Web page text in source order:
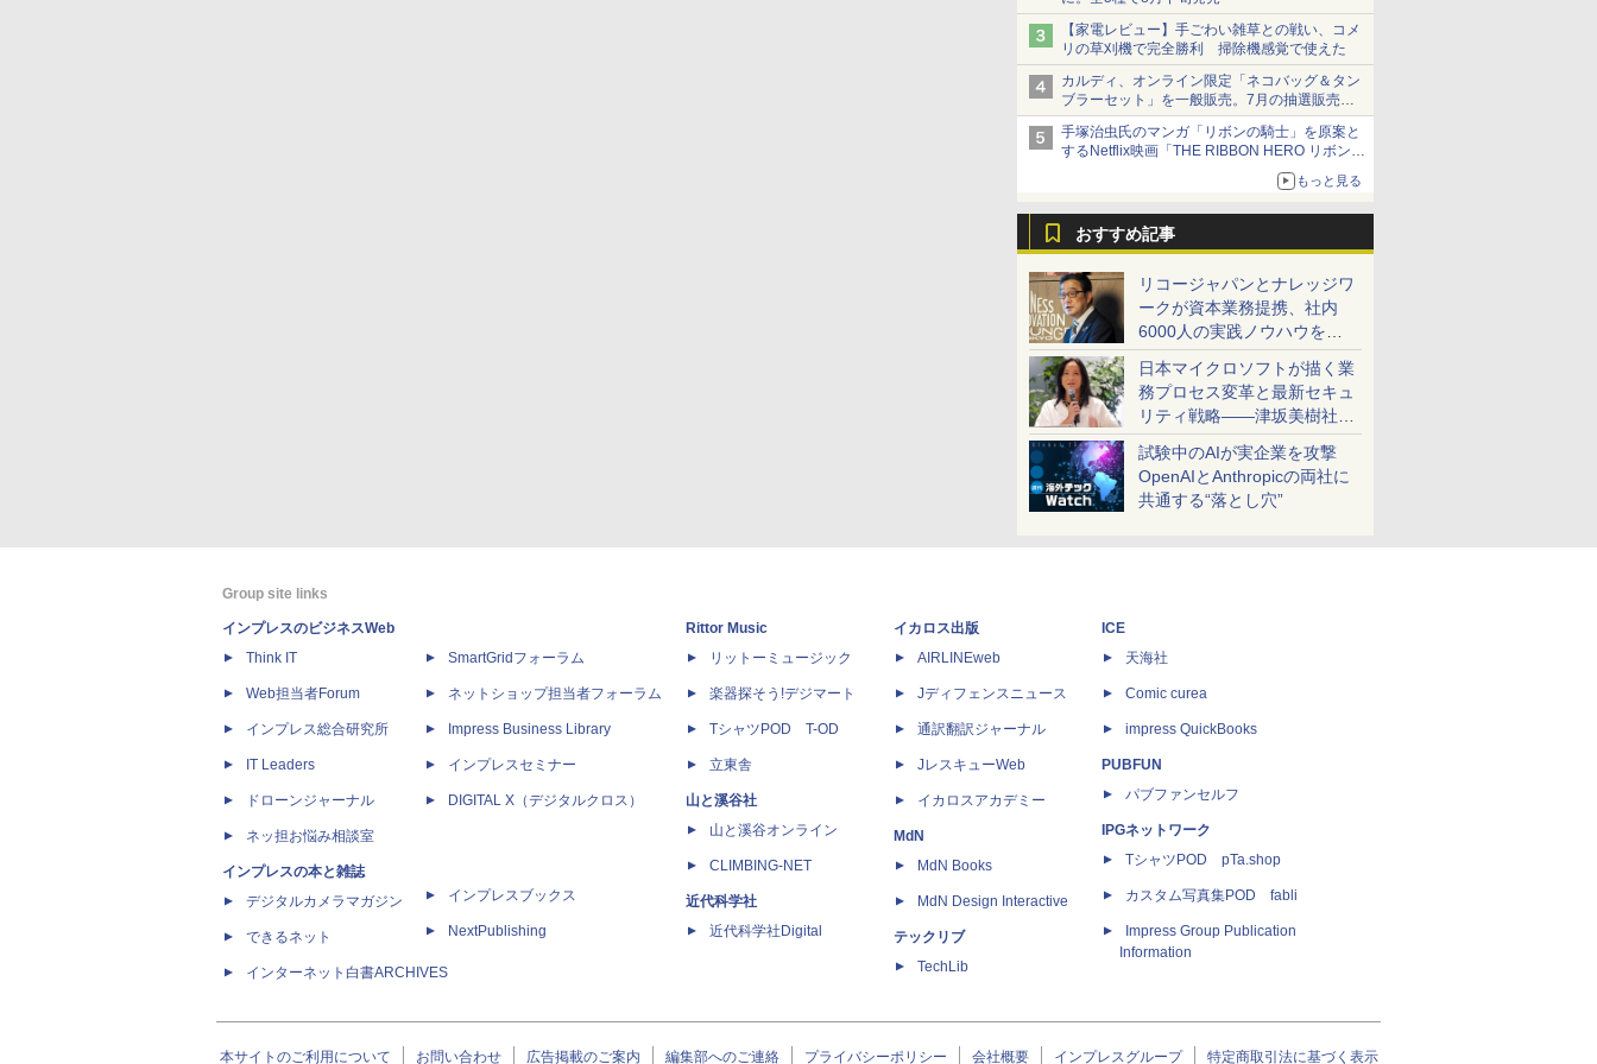
【家電レビュー】手ごわい雑草との戦い、コメ
リの草刈機で完全勝利 掃除機感覚で使えた
カルディ、オンライン限定「ネコバッグ＆タン
ブラーセット」を一般販売。7月の抽選販売の
当選無効分
手塚治虫氏のマンガ「リボンの騎士」を原案と
するNetflix映画「THE RIBBON HERO リボンヒ
もっと見る
おすすめ記事
リコージャパンとナレッジワ
ークが資本業務提携、社内
6000人の実践ノウハウを生
かした「AI商談記録 for
RICOH」を展開へ
日本マイクロソフトが描く業
務プロセス変革と最新セキュ
リティ戦略――津坂美樹社長
が2027年度戦略を説明
試験中のAIが実企業を攻撃
OpenAIとAnthropicの両社に
共通する“落とし穴”
Group site links
インプレスのビジネスWeb
Think IT
Web担当者Forum
インプレス総合研究所
IT Leaders
ドローンジャーナル
ネッ担お悩み相談室
インプレスの本と雑誌
デジタルカメラマガジン
できるネット
インターネット白書ARCHIVES
SmartGridフォーラム
ネットショップ担当者フォーラム
Impress Business Library
インプレスセミナー
DIGITAL X（デジタルクロス）
インプレスブックス
NextPublishing
Rittor Music
リットーミュージック
楽器探そう!デジマート
TシャツPOD T-OD
立東舎
山と溪谷社
山と溪谷オンライン
CLIMBING-NET
近代科学社
近代科学社Digital
イカロス出版
AIRLINEweb
Jディフェンスニュース
通訳翻訳ジャーナル
JレスキューWeb
イカロスアカデミー
MdN
MdN Books
MdN Design Interactive
テックリブ
TechLib
ICE
天海社
Comic curea
impress QuickBooks
PUBFUN
パブファンセルフ
IPGネットワーク
TシャツPOD pTa.shop
カスタム写真集POD fabli
Impress Group Publication
Information
本サイトのご利用について お問い合わせ 広告掲載のご案内 編集部へのご連絡 プライバシーポリシー 会社概要 インプレスグループ 特定商取引法に基づく表示